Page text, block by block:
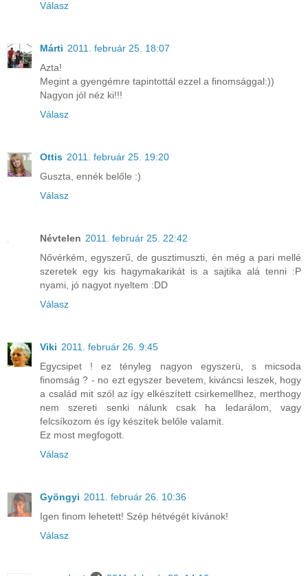
Válasz
Márti 2011. február 25. 18:07
Azta!
Megint a gyengémre tapintottál ezzel a finomsággal:))
Nagyon jól néz ki!!!
Válasz
Ottis 2011. február 25. 19:20
Guszta, ennék belőle :)
Válasz
Névtelen 2011. február 25. 22:42
Nővérkém, egyszerű, de gusztimuszti, én még a pari mellé
szeretek egy kis hagymakarikát is a sajtika alá tenni :P
nyami, jó nagyot nyeltem :DD
Válasz
Viki 2011. február 26. 9:45
Egycsipet ! ez tényleg nagyon egyszerü, s micsoda
finomság ? - no ezt egyszer bevetem, kiváncsi leszek, hogy
a család mit szól az így elkészített csirkemellhez, merthogy
nem szereti senki nálunk csak ha ledarálom, vagy
felcsíkozom és így készítek belőle valamit.
Ez most megfogott.
Válasz
Gyöngyi 2011. február 26. 10:36
Igen finom lehetett! Szép hétvégét kívánok!
Válasz